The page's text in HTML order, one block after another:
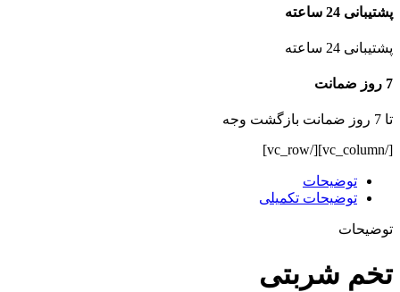
پشتیبانی 24 ساعته
پشتیبانی 24 ساعته
7 روز ضمانت
تا 7 روز ضمانت بازگشت وجه
[/vc_column][/vc_row]
توضیحات
توضیحات تکمیلی
توضیحات
تخم شربتی